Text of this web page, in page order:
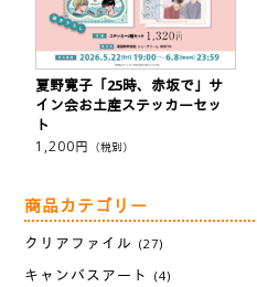
夏野寛子「25時、赤坂で」サ
イン会お土産ステッカーセッ
ト
1,200円 （税別）
商品カテゴリー
クリアファイル (27)
キャンバスアート (4)